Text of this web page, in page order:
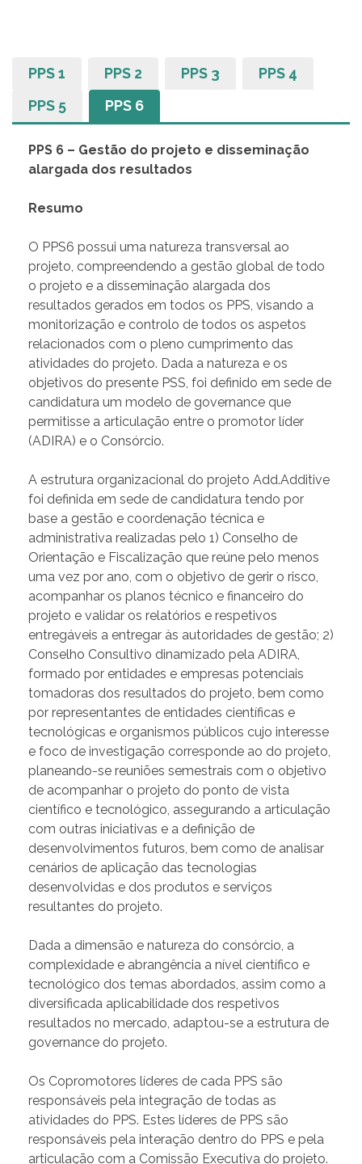
PPS 1 PPS 2 PPS 3
PPS 4
PPS 5
PPS 6
PPS 6 – Gestão do projeto e disseminação
alargada dos resultados
Resumo
O PPS6 possui uma natureza transversal ao
projeto, compreendendo a gestão global de todo
o projeto e a disseminação alargada dos
resultados gerados em todos os PPS, visando a
monitorização e controlo de todos os aspetos
relacionados com o pleno cumprimento das
atividades do projeto. Dada a natureza e os
objetivos do presente PSS, foi definido em sede de
candidatura um modelo de governance que
permitisse a articulação entre o promotor líder
(ADIRA) e o Consórcio.
A estrutura organizacional do projeto Add.Additive
foi definida em sede de candidatura tendo por
base a gestão e coordenação técnica e
administrativa realizadas pelo 1) Conselho de
Orientação e Fiscalização que reúne pelo menos
uma vez por ano, com o objetivo de gerir o risco,
acompanhar os planos técnico e financeiro do
projeto e validar os relatórios e respetivos
entregáveis a entregar às autoridades de gestão; 2)
Conselho Consultivo dinamizado pela ADIRA,
formado por entidades e empresas potenciais
tomadoras dos resultados do projeto, bem como
por representantes de entidades científicas e
tecnológicas e organismos públicos cujo interesse
e foco de investigação corresponde ao do projeto,
planeando-se reuniões semestrais com o objetivo
de acompanhar o projeto do ponto de vista
científico e tecnológico, assegurando a articulação
com outras iniciativas e a definição de
desenvolvimentos futuros, bem como de analisar
cenários de aplicação das tecnologias
desenvolvidas e dos produtos e serviços
resultantes do projeto.
Dada a dimensão e natureza do consórcio, a
complexidade e abrangência a nível científico e
tecnológico dos temas abordados, assim como a
diversificada aplicabilidade dos respetivos
resultados no mercado, adaptou-se a estrutura de
governance do projeto.
Os Copromotores líderes de cada PPS são
responsáveis pela integração de todas as
atividades do PPS. Estes líderes de PPS são
responsáveis pela interação dentro do PPS e pela
articulação com a Comissão Executiva do projeto.